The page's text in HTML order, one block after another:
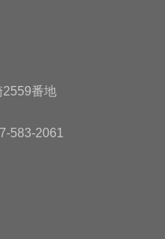
番地
583-2061